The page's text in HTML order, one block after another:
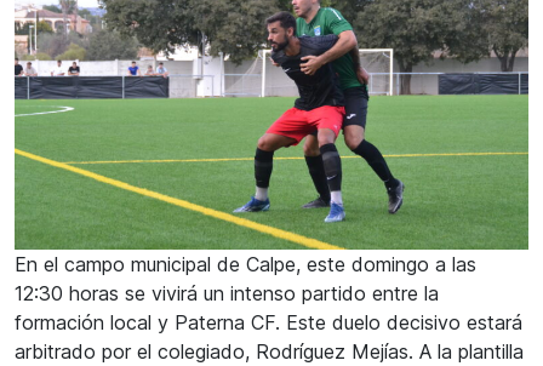
En el campo municipal de Calpe, este domingo a las
12:30 horas se vivirá un intenso partido entre la
formación local y Paterna CF. Este duelo decisivo estará
arbitrado por el colegiado, Rodríguez Mejías. A la plantilla